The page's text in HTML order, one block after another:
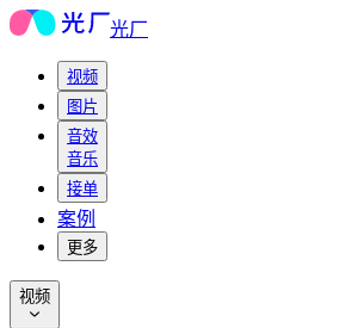
光厂
视频
图片
音效
音乐
接单
案例
更多
视频